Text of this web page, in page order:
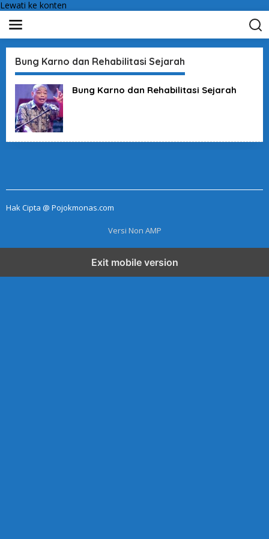
Lewati ke konten
Bung Karno dan Rehabilitasi Sejarah
Bung Karno dan Rehabilitasi Sejarah
Hak Cipta @ Pojokmonas.com
Versi Non AMP
Exit mobile version